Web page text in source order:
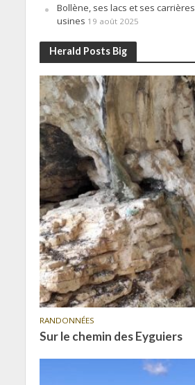
Bollène, ses lacs et ses
usines 19 août 2025
Herald Posts Big
RANDONNÉES
Sur le chemin des Eyguiers